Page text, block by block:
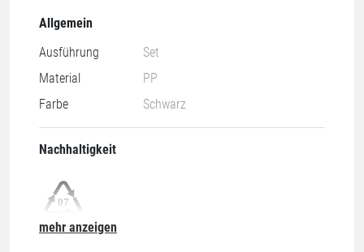
Allgemein
Ausführung
Set
Material
PP
Farbe
Schwarz
Nachhaltigkeit
mehr anzeigen